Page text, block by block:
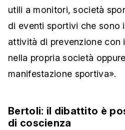
utili a monitori, società
di eventi sportivi che sono
attività di prevenzione con
nella propria società
manifestazione sportiva».
Bertoli: il dibattito è
di coscienza